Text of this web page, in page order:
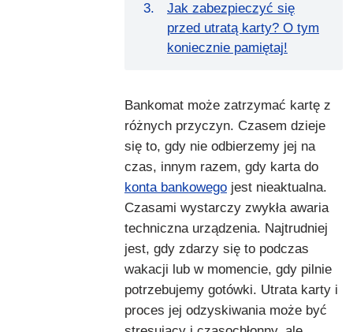
Jak zabezpieczyć się
przed utratą karty? O tym
koniecznie pamiętaj!
Bankomat może zatrzymać kartę z
różnych przyczyn. Czasem dzieje
się to, gdy nie odbierzemy jej na
czas, innym razem, gdy karta do
konta bankowego jest nieaktualna.
Czasami wystarczy zwykła awaria
techniczna urządzenia. Najtrudniej
jest, gdy zdarzy się to podczas
wakacji lub w momencie, gdy pilnie
potrzebujemy gotówki. Utrata karty i
proces jej odzyskiwania może być